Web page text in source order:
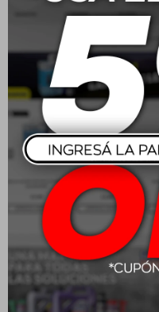
Wurth Kit Limpieza 16
Piezas Con Bolso
$1.099